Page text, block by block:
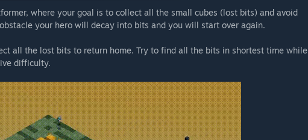
where your goal is to collect all the small cubes (lost bits) and avoid
your hero will decay into bits and you will start over again.
all the lost bits to return home. Try to find all the bits in shortest time while
difficulty.